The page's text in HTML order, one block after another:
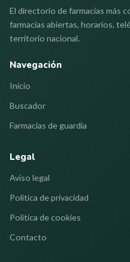
El directorio de farmacias más
farmacias abiertas, horarios,
territorio nacional.
Navegación
Inicio
Buscador
Farmacias de guardia
Legal
Aviso legal
Política de privacidad
Política de cookies
Contacto